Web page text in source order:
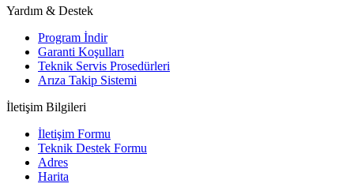
Yardım & Destek
Program İndir
Garanti Koşulları
Teknik Servis Prosedürleri
Arıza Takip Sistemi
İletişim Bilgileri
İletişim Formu
Teknik Destek Formu
Adres
Harita